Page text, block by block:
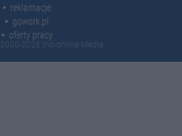
reklamacje
gowork.pl
oferty pracy
2026 Ino-online Media